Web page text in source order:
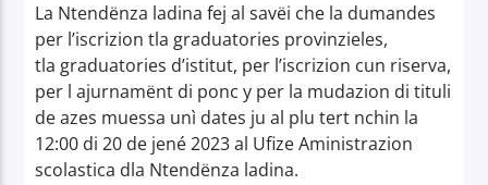
La Ntendënza ladina fej al savëi che la dumandes
per l’iscrizion tla graduatories provinzieles,
tla graduatories d’istitut, per l’iscrizion cun riserva,
per l ajurnamënt di ponc y per la mudazion di tituli
de azes muessa unì dates ju al plu tert nchin la
12:00 di 20 de jené 2023 al Ufize Aministrazion
scolastica dla Ntendënza ladina.